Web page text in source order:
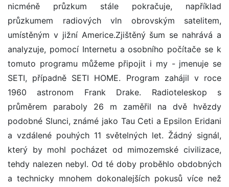
nicméně průzkum stále pokračuje, například
průzkumem radiových vln obrovským satelitem,
umístěným v jižní Americe.Zjištěný šum se nahrává a
analyzuje, pomocí Internetu a osobního počítače se k
tomuto programu můžeme připojit i my - jmenuje se
SETI, případně SETI HOME. Program zahájil v roce
1960 astronom Frank Drake. Radioteleskop s
průměrem paraboly 26 m zaměřil na dvě hvězdy
podobné Slunci, známé jako Tau Ceti a Epsilon Eridani
a vzdálené pouhých 11 světelných let. Žádný signál,
který by mohl pocházet od mimozemské civilizace,
tehdy nalezen nebyl. Od té doby proběhlo obdobných
a technicky mnohem dokonalejších pokusů více než